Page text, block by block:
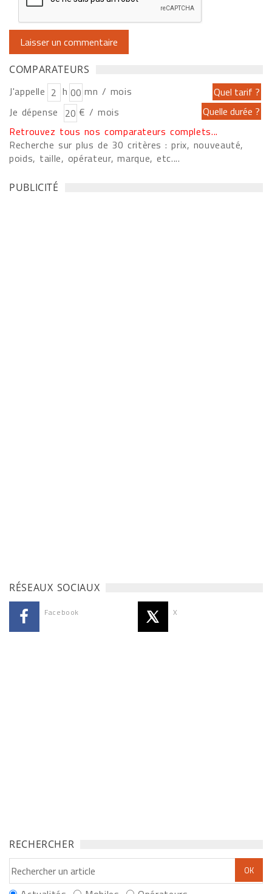
COMPARATEURS
J'appelle h
mn / mois
Je dépense
€ / mois
Retrouvez tous nos comparateurs complets...
Recherche sur plus de 30 critères : prix, nouveauté,
poids, taille, opérateur, marque, etc....
PUBLICITÉ
RÉSEAUX SOCIAUX
Facebook X
RECHERCHER